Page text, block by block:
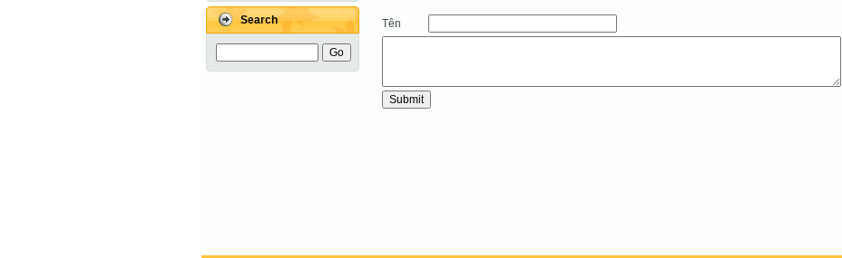
Search Tên